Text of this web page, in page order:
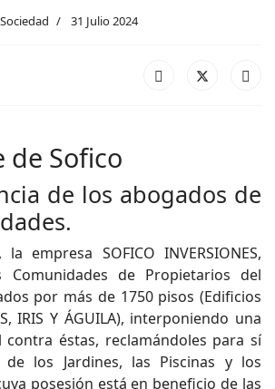
Sociedad 31 Julio 2024
de Sofico
de los abogados de
empresa SOFICO INVERSIONES,
de Propietarios del
por más de 1750 pisos (Edificios
IRIS Y ÁGUILA), interponiendo una
contra éstas, reclamándoles para sí
de los Jardines, las Piscinas y los
posesión está en beneficio de las